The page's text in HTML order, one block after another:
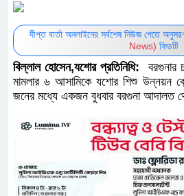
দীপ্ত বার্তা অনলাইনের সর্বশেষ নিউজ পেতে
News) ফিডটি
বিল্লাল হোসেন,যশোর প্রতিনিধি: বরগুনার
মামলার ৬ আসামিকে যশোর শিশু উন্নয়ন
জনের মধ্যে একজন বুধবার বরগুনা আদালত